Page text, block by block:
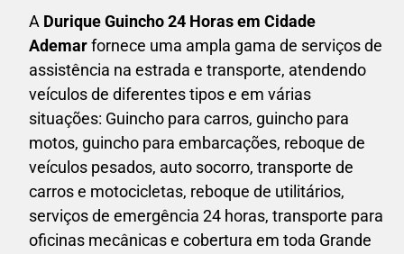
A Durique Guincho 24 Horas em Cidade
Ademarfornece uma ampla gama de serviços de
assistência na estrada e transporte, atendendo
veículos de diferentes tipos e em várias
situações: Guincho para carros, guincho para
motos, guincho para embarcações, reboque de
veículos pesados, auto socorro, transporte de
carros e motocicletas, reboque de utilitários,
serviços de emergência 24 horas, transporte para
oficinas mecânicas e cobertura em toda Grande